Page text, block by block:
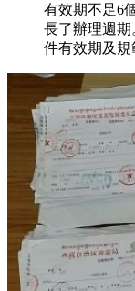
有效期不足6
長了辦理週
件有效期及規